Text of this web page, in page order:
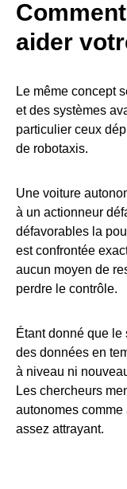
aider
Le même concept
et des systèmes
particulier ceux
de robotaxis.
Une voiture
à un actionneur
défavorables la
est confrontée
aucun moyen de
perdre le contrôle.
Étant donné que
des données en
à niveau ni
Les chercheurs
autonomes
assez attrayant.